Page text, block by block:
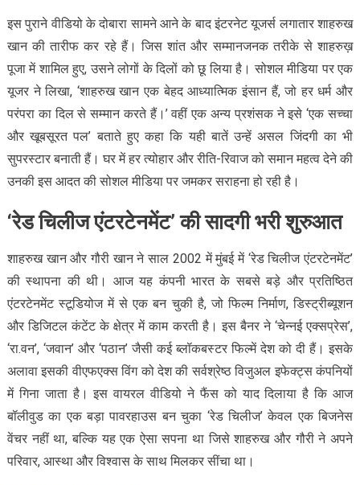
इस पुराने वीडियो के दोबारा सामने आने के बाद इंटरनेट यूजर्स लगातार शाहरुख
खान की तारीफ कर रहे हैं। जिस शांत और सम्मानजनक तरीके से शाहरुख़
पूजा में शामिल हुए, उसने लोगों के दिलों को छू लिया है। सोशल मीडिया पर एक
यूजर ने लिखा, ‘शाहरुख खान एक बेहद आध्यात्मिक इंसान हैं, जो हर धर्म और
परंपरा का दिल से सम्मान करते हैं।’ वहीं एक अन्य प्रशंसक ने इसे ‘एक सच्चा
और खूबसूरत पल’ बताते हुए कहा कि यही बातें उन्हें असल जिंदगी का भी
सुपरस्टार बनाती हैं। घर में हर त्योहार और रीति-रिवाज को समान महत्व देने की
उनकी इस आदत की सोशल मीडिया पर जमकर सराहना हो रही है।
‘रेड चिलीज एंटरटेनमेंट’ की सादगी भरी शुरुआत
शाहरुख खान और गौरी खान ने साल 2002 में मुंबई में ‘रेड चिलीज एंटरटेनमेंट’
की स्थापना की थी। आज यह कंपनी भारत के सबसे बड़े और प्रतिष्ठित
एंटरटेनमेंट स्टूडियोज में से एक बन चुकी है, जो फिल्म निर्माण, डिस्ट्रीब्यूशन
और डिजिटल कंटेंट के क्षेत्र में काम करती है। इस बैनर ने ‘चेन्नई एक्सप्रेस’,
‘रा.वन’, ‘जवान’ और ‘पठान’ जैसी कई ब्लॉकबस्टर फिल्में देश को दी हैं। इसके
अलावा इसकी वीएफएक्स विंग को देश की सर्वश्रेष्ठ विजुअल इफेक्ट्स कंपनियों
में गिना जाता है। इस वायरल वीडियो ने फैंस को याद दिलाया है कि आज
बॉलीवुड का एक बड़ा पावरहाउस बन चुका ‘रेड चिलीज’ केवल एक बिजनेस
वेंचर नहीं था, बल्कि यह एक ऐसा सपना था जिसे शाहरुख और गौरी ने अपने
परिवार, आस्था और विश्वास के साथ मिलकर सींचा था।